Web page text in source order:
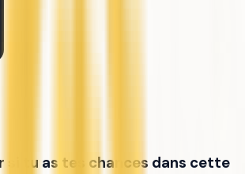
si tu as tes chances dans cette